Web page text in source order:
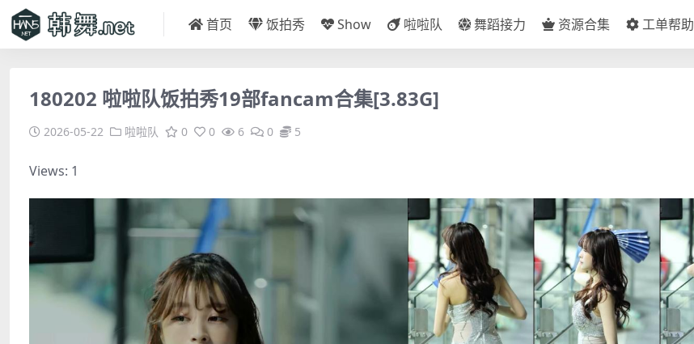
首页 饭拍秀 Show 啦啦队 舞蹈接力 资源合集 工单帮助
180202 啦啦队饭拍秀19部fancam合集[3.83G]
2026-05-22 啦啦队 0 0 6 0 5
Views: 1